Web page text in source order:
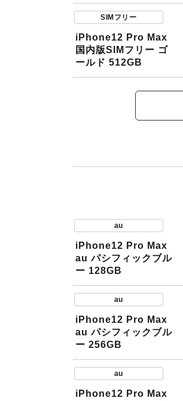
SIMフリー
iPhone12 Pro Max
国内版SIMフリー ゴ
ールド 512GB
au
iPhone12 Pro Max
au パシフィックブル
ー 128GB
au
iPhone12 Pro Max
au パシフィックブル
ー 256GB
au
iPhone12 Pro Max